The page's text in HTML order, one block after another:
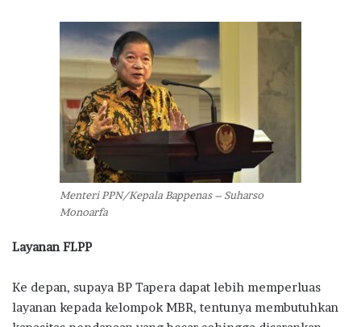
Menteri PPN/Kepala Bappenas – Suharso
Monoarfa
Layanan FLPP
Ke depan, supaya BP Tapera dapat lebih memperluas
layanan kepada kelompok MBR, tentunya membutuhkan